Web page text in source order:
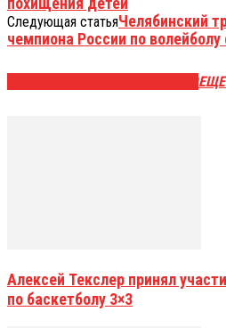
Следующая статьяЧелябинский
чемпиона России по
Алексей Текслер принял
по баскетболу 3×3